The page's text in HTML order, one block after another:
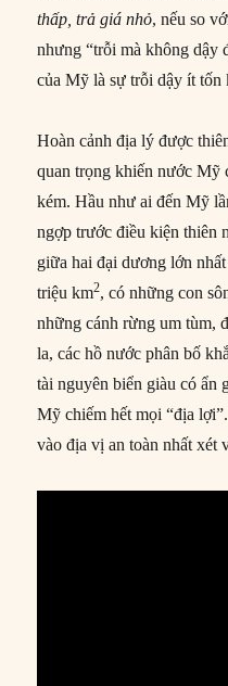
thấp, trả giá nhỏ, nếu so
nhưng “trỗi mà không dậy
của Mỹ là sự trỗi dậy ít tốn
Hoàn cảnh địa lý được
quan trọng khiến nước Mỹ
kém. Hầu như ai đến Mỹ
ngợp trước điều kiện thiên
giữa hai đại dương lớn
triệu km2, có những con
những cánh rừng um tùm,
la, các hồ nước phân bố
tài nguyên biển giàu có ẩn
Mỹ chiếm hết mọi “địa
vào địa vị an toàn nhất xét